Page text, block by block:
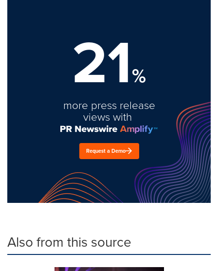
21%
more press release
views with
Request a Demo
Also from this source